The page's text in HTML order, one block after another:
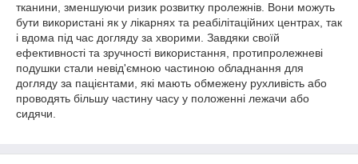
тканини, зменшуючи ризик розвитку пролежнів. Вони можуть
бути використані як у лікарнях та реабілітаційних центрах, так
і вдома під час догляду за хворими. Завдяки своїй
ефективності та зручності використання, протипролежневі
подушки стали невід'ємною частиною обладнання для
догляду за пацієнтами, які мають обмежену рухливість або
проводять більшу частину часу у положенні лежачи або
сидячи.